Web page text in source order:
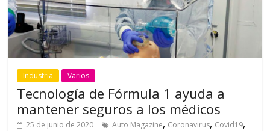
Industria Varios
Tecnología de Fórmula 1 ayuda a
mantener seguros a los médicos
25 de junio de 2020 Auto Magazine, Coronavirus, Covid19,